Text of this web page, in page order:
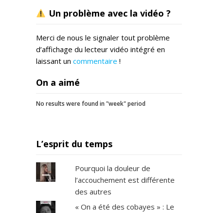
Un problème avec la vidéo ?
Merci de nous le signaler tout problème
d’affichage du lecteur vidéo intégré en
laissant un commentaire !
On a aimé
No results were found in "week" period
L’esprit du temps
Pourquoi la douleur de
l’accouchement est différente
des autres
« On a été des cobayes » : Le